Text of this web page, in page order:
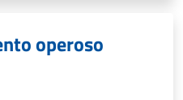
operoso